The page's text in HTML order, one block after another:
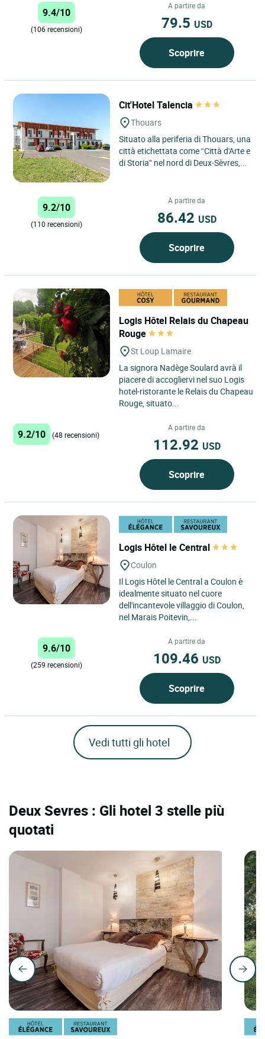
9.4/10
(106 recensioni)
A partire da
79.5 USD
Scoprire
Cit'Hotel Talencia
Thouars
Situato alla periferia di Thouars, una
città etichettata come “Città d'Arte e
di Storia” nel nord di Deux-Sèvres,...
9.2/10
(110 recensioni)
A partire da
86.42 USD
Scoprire
Logis Hôtel Relais du Chapeau
Rouge
St Loup Lamaire
La signora Nadège Soulard avrà il
piacere di accogliervi nel suo Logis
hotel-ristorante le Relais du Chapeau
Rouge, situato...
9.2/10 (48 recensioni)
A partire da
112.92 USD
Scoprire
Logis Hôtel le Central
Coulon
Il Logis Hôtel le Central a Coulon è
idealmente situato nel cuore
dell'incantevole villaggio di Coulon,
nel Marais Poitevin,...
9.6/10
(259 recensioni)
A partire da
109.46 USD
Scoprire
Vedi tutti gli hotel
Deux Sevres : Gli hotel 3 stelle più
quotati